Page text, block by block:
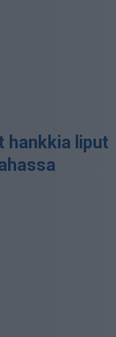
hankkia liput